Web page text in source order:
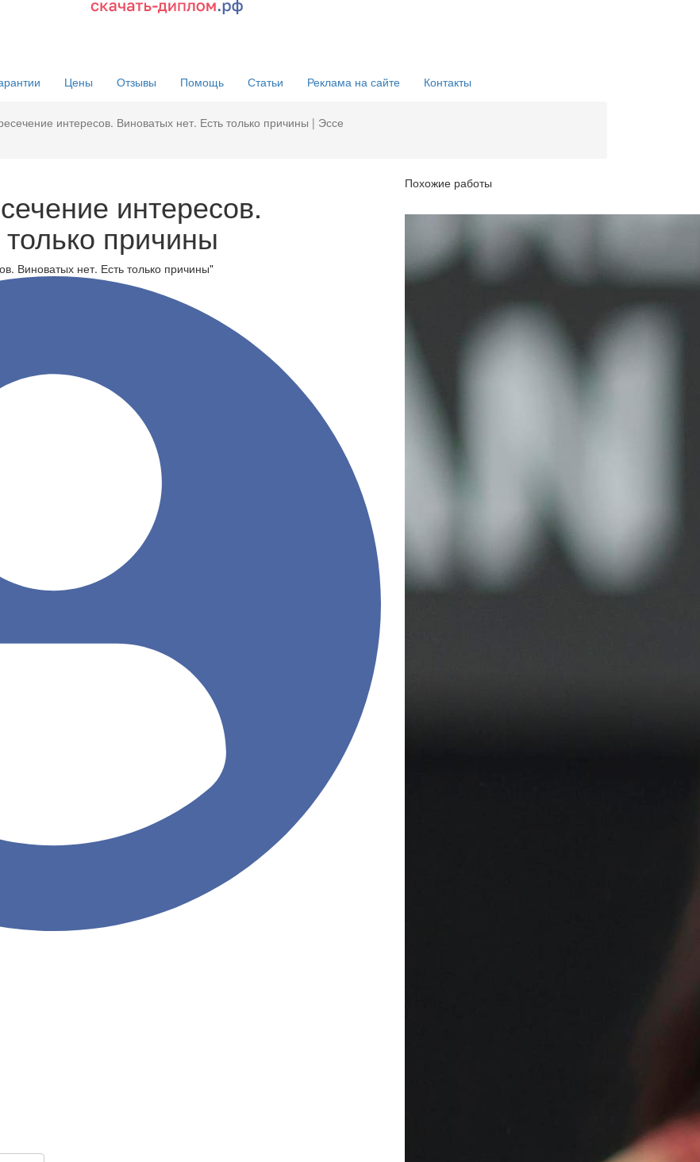
Цены Отзывы Помощь Статьи Реклама на сайте Контакты
интересов. Виноватых нет. Есть только причины | Эссе
интересов.
причины
Виноватых нет. Есть только причины"
Похожие работы